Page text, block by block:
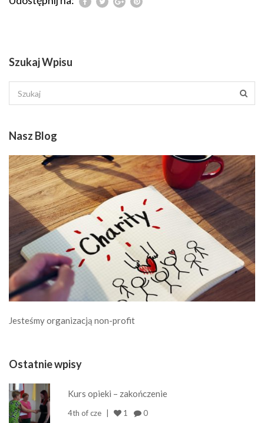
Szukaj Wpisu
Nasz Blog
Jesteśmy organizacją non-profit
Ostatnie wpisy
Kurs opieki – zakończenie
4th of cze 1 0